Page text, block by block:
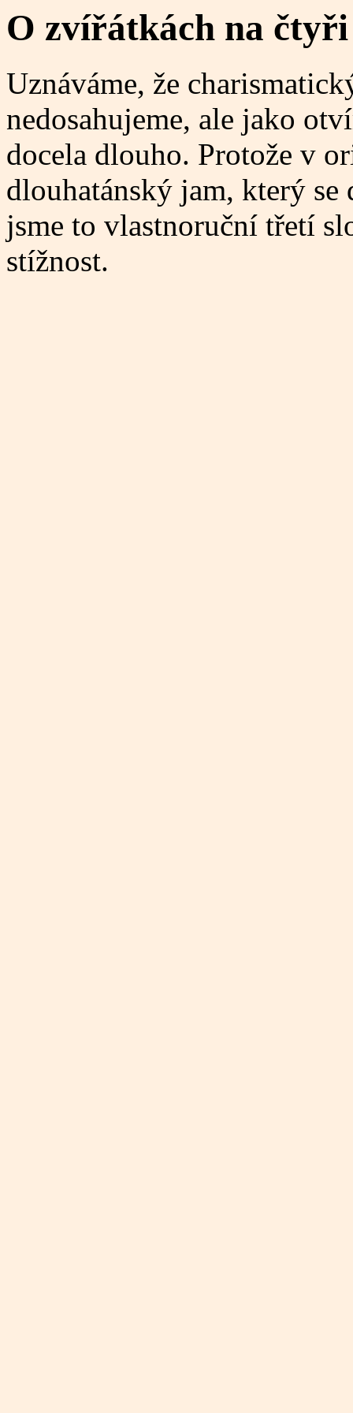
O zvířátkách na
Uznáváme, že
nedosahujeme, ale jako
docela dlouho. Protože v
dlouhatánský jam, který
jsme to vlastnoruční třetí
stížnost.